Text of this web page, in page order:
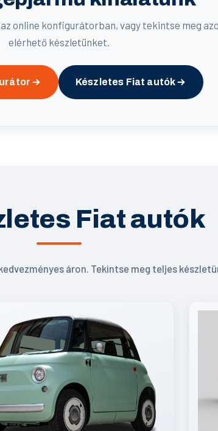
online konfigurátorban, vagy tekintse meg
elérhető készletünket.
Készletes Fiat autók
Fiat autók
áron. Tekintse meg teljes